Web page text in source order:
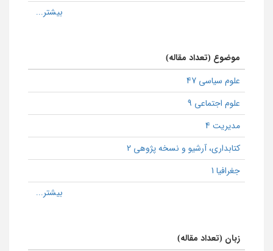
موضوع (تعداد مقاله)
علوم سیاسی 47
علوم اجتماعی 9
مدیریت 4
كتابداری، آرشیو و نسخه پژوهی 2
جغرافیا 1
زبان (تعداد مقاله)